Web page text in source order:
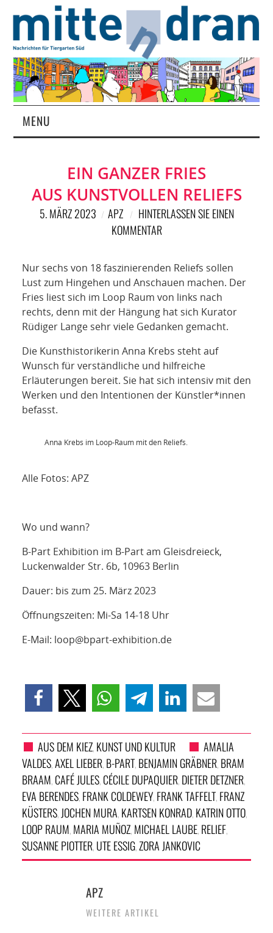
MENU
MAGAZIN
ÜBER UNS
NETZWERK
SPONSORING
KONTAKT
EIN GANZER FRIES
AUS KUNSTVOLLEN RELIEFS
5. MÄRZ 2023 APZ
HINTERLASSEN SIE EINEN
KOMMENTAR
Nur sechs von 18 faszinierenden Reliefs sollen
Lust zum Hingehen und Anschauen machen. Der
Fries liest sich im Loop Raum von links nach
rechts, denn mit der Hängung hat sich Kurator
Rüdiger Lange sehr viele Gedanken gemacht.
Die Kunsthistorikerin Anna Krebs steht auf
Wunsch für verständliche und hilfreiche
Erläuterungen bereit. Sie hat sich intensiv mit den
Werken und den Intentionen der Künstler*innen
befasst.
Anna Krebs im Loop-Raum mit den Reliefs.
Alle Fotos: APZ
Wo und wann?
B-Part Exhibition im B-Part am Gleisdreieck,
Luckenwalder Str. 6b, 10963 Berlin
Dauer: bis zum 25. März 2023
Öffnungszeiten: Mi-Sa 14-18 Uhr
E-Mail: loop@bpart-exhibition.de
AUS DEM KIEZ, KUNST UND KULTUR
AMALIA
VALDES,AXEL LIEBER, B-PART, BENJAMIN GRÄBNER, BRAM
BRAAM, CAFÉ JULES, CÉCILE DUPAQUIER, DIETER DETZNER,
EVA BERENDES, FRANK COLDEWEY, FRANK TAFFELT, FRANZ
KÜSTERS, JOCHEN MURA, KARTSEN KONRAD, KATRIN OTTO,
LOOP RAUM, MARIA MUÑOZ, MICHAEL LAUBE, RELIEF,
SUSANNE PIOTTER, UTE ESSIG,ZORA JANKOVIC
APZ
WEITERE ARTIKEL